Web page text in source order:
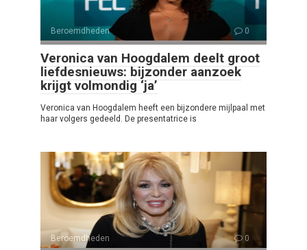
Beroemdheden 0
Veronica van Hoogdalem deelt groot
liefdesnieuws: bijzonder aanzoek
krijgt volmondig ‘ja’
Veronica van Hoogdalem heeft een bijzondere mijlpaal met
haar volgers gedeeld. De presentatrice is
Beroemdheden 0